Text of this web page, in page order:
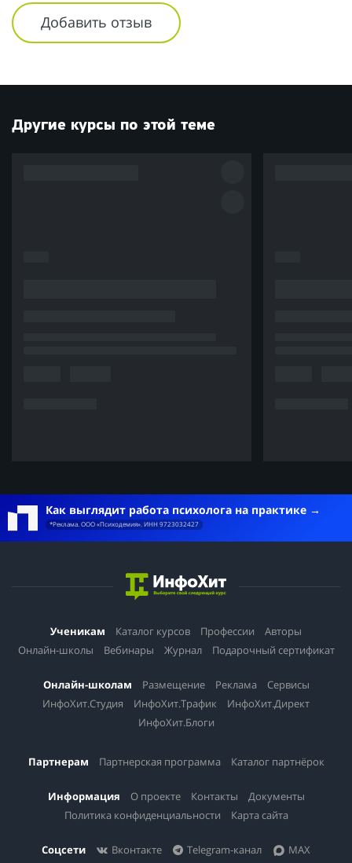
стала значительно эффективней и выполняется быстрей.
Руководство это довольно быстро отметило.
Добавить отзыв
Другие курсы по этой теме
Как выглядит работа психолога на практике
*Реклама. ООО «Психодемия». ИНН 9723032427
Ученикам Каталог курсов Профессии
Авторы
Онлайн-школы
Вебинары Журнал Подарочный сертификат
Онлайн-школам Размещение Реклама
Сервисы
ИнфоХит.Студия
ИнфоХит.Трафик
ИнфоХит.Директ
ИнфоХит.Блоги
Партнерам Партнерская программа Каталог партнёрок
Информация О проекте Контакты
Документы
Политика конфиденциальности
Карта сайта
Соцсети Вконтакте Telegram-канал
MAX